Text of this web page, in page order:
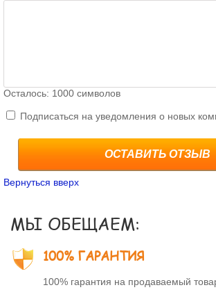
Осталось: 1000 символов
Подписаться на уведомления о новых
ОСТАВИТЬ ОТЗЫВ
Вернуться вверх
МЫ ОБЕЩАЕМ:
100% ГАРАНТИЯ
100% гарантия на продаваемый